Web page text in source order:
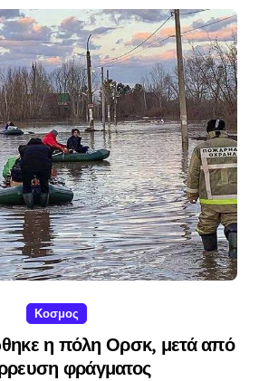
Κοσμος
η πόλη Ορσκ, μετά από
φράγματος